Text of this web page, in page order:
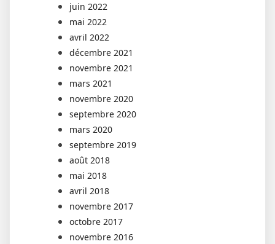
juin 2022
mai 2022
avril 2022
décembre 2021
novembre 2021
mars 2021
novembre 2020
septembre 2020
mars 2020
septembre 2019
août 2018
mai 2018
avril 2018
novembre 2017
octobre 2017
novembre 2016